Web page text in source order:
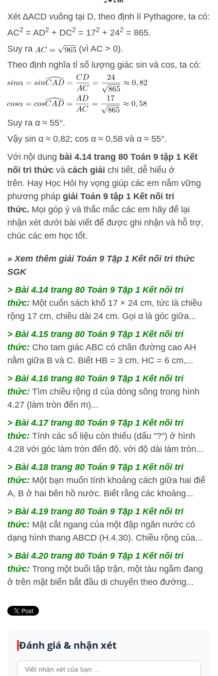
Xét ∆ACD vuông tại D, theo định lí Pythagore, ta có:
AC2 = AD2 + DC2 = 172 + 242 = 865.
Suy ra
(vì AC > 0).
Theo định nghĩa tỉ số lượng giác sin và cos, ta có:
Suy ra α ≈ 55°.
Vậy sin α ≈ 0,82; cos α ≈ 0,58 và α ≈ 55°.
Với nội dung bài 4.14 trang 80 Toán 9 tập 1 Kết
nối tri thức và cách giải chi tiết, dễ hiểu ở
trên. Hay Học Hỏi hy vọng giúp các em nắm vững
phương pháp giải Toán 9 tập 1 Kết nối tri
thức. Mọi góp ý và thắc mắc các em hãy để lại
nhận xét dưới bài viết để được ghi nhận và hỗ trợ,
chúc các em học tốt.
» Xem thêm giải Toán 9 Tập 1 Kết nối tri thức
SGK
> Bài 4.14 trang 80 Toán 9 Tập 1 Kết nối tri
thức: Một cuốn sách khổ 17 × 24 cm, tức là chiều
rộng 17 cm, chiều dài 24 cm. Gọi α là góc giữa...
> Bài 4.15 trang 80 Toán 9 Tập 1 Kết nối tri
thức: Cho tam giác ABC có chân đường cao AH
nằm giữa B và C. Biết HB = 3 cm, HC = 6 cm,...
> Bài 4.16 trang 80 Toán 9 Tập 1 Kết nối tri
thức: Tìm chiều rộng d của dòng sông trong hình
4.27 (làm tròn đến m)...
> Bài 4.17 trang 80 Toán 9 Tập 1 Kết nối tri
thức: Tính các số liệu còn thiếu (dấu "?") ở hình
4.28 với góc làm tròn đến độ, với độ dài làm tròn...
> Bài 4.18 trang 80 Toán 9 Tập 1 Kết nối tri
thức: Một bạn muốn tính khoảng cách giữa hai điể
A, B ở hai bên hồ nước. Biết rằng các khoảng...
> Bài 4.19 trang 80 Toán 9 Tập 1 Kết nối tri
thức: Mặt cắt ngang của một đập ngăn nước có
dạng hình thang ABCD (H.4.30). Chiều rộng của...
> Bài 4.20 trang 80 Toán 9 Tập 1 Kết nối tri
thức: Trong một buổi tập trận, một tàu ngầm đang
ở trên mặt biển bắt đầu di chuyển theo đường...
Đánh giá & nhận xét